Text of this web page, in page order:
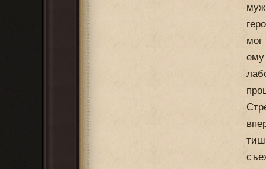
мог